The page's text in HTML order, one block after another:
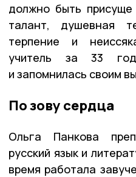
должно быть присуще
талант, душевная
терпение и
учитель за 33
и запомнилась своим
По зову сердца
Ольга Панкова
русский язык и
время работала